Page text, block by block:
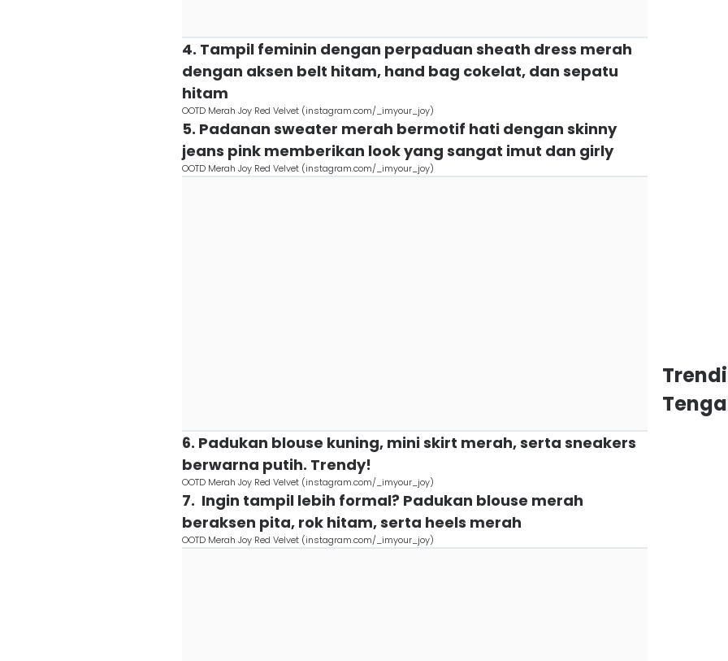
4. Tampil feminin dengan perpaduan sheath dress merah
dengan aksen belt hitam, hand bag cokelat, dan sepatu
hitam
OOTD Merah Joy Red Velvet (instagram.com/_imyour_joy)
5. Padanan sweater merah bermotif hati dengan skinny
jeans pink memberikan look yang sangat imut dan girly
OOTD Merah Joy Red Velvet (instagram.com/_imyour_joy)
6. Padukan blouse kuning, mini skirt merah, serta sneakers
berwarna putih. Trendy!
OOTD Merah Joy Red Velvet (instagram.com/_imyour_joy)
7. Ingin tampil lebih formal? Padukan blouse merah
beraksen pita, rok hitam, serta heels merah
OOTD Merah Joy Red Velvet (instagram.com/_imyour_joy)